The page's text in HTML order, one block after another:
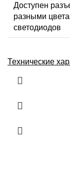
Доступен
разными
светодиодов
Технические